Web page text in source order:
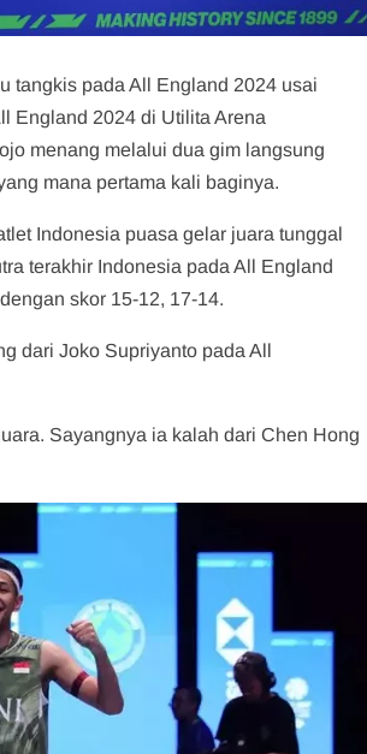
tangkis pada All England 2024 usai
England 2024 di Utilita Arena
menang melalui dua gim langsung
mana pertama kali baginya.
Indonesia puasa gelar juara tunggal
terakhir Indonesia pada All England
skor 15-12, 17-14.
dari Joko Supriyanto pada All
Sayangnya ia kalah dari Chen Hong